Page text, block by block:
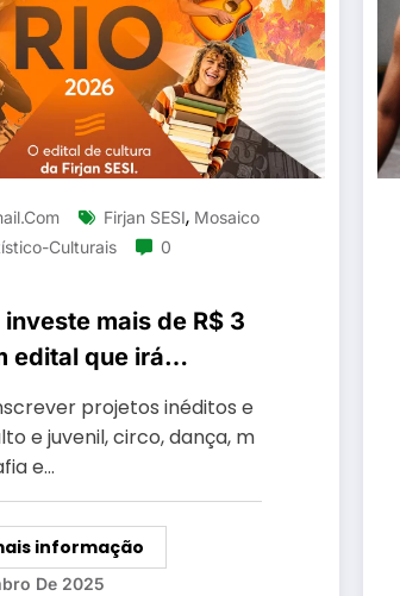
Firjan SESI, Mosaico
Culturais
0
investe mais de R$ 3
edital que irá
90 projetos artístico-
projetos inéditos e
e juvenil, circo, dança, m
e…
informação
De 2025